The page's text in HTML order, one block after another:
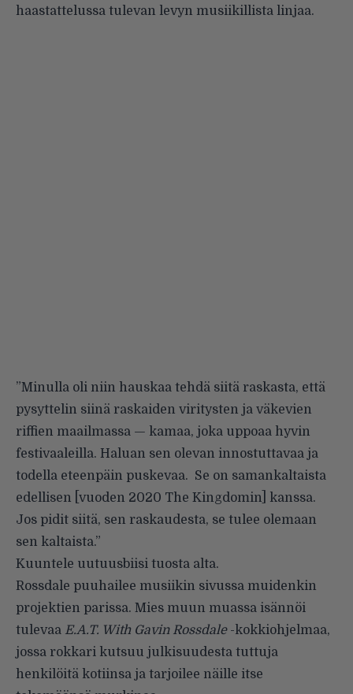
haastattelussa tulevan levyn musiikillista linjaa.
”Minulla oli niin hauskaa tehdä siitä raskasta, että
pysyttelin siinä raskaiden viritysten ja väkevien
riffien maailmassa — kamaa, joka uppoaa hyvin
festivaaleilla. Haluan sen olevan innostuttavaa ja
todella eteenpäin puskevaa. Se on samankaltaista
edellisen [vuoden 2020 The Kingdomin] kanssa.
Jos pidit siitä, sen raskaudesta, se tulee olemaan
sen kaltaista.”
Kuuntele uutuusbiisi tuosta alta.
Rossdale puuhailee musiikin sivussa muidenkin
projektien parissa. Mies muun muassa isännöi
tulevaa E.A.T. With Gavin Rossdale-kokkiohjelmaa,
jossa rokkari kutsuu julkisuudesta tuttuja
henkilöitä kotiinsa ja tarjoilee näille itse